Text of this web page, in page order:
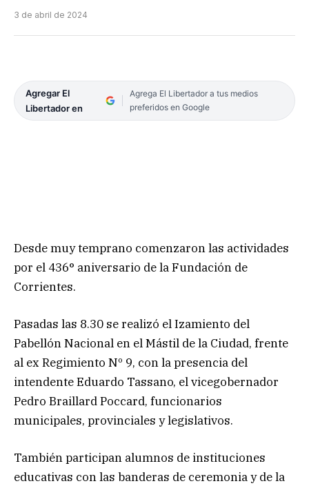
3 de abril de 2024
Agregar El
Libertador en
Agrega El Libertador a tus medios
preferidos en Google
Desde muy temprano comenzaron las actividades
por el 436° aniversario de la Fundación de
Corrientes.
Pasadas las 8.30 se realizó el Izamiento del
Pabellón Nacional en el Mástil de la Ciudad, frente
al ex Regimiento Nº 9, con la presencia del
intendente Eduardo Tassano, el vicegobernador
Pedro Braillard Poccard, funcionarios
municipales, provinciales y legislativos.
También participan alumnos de instituciones
educativas con las banderas de ceremonia y de la